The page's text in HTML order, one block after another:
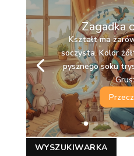
Zagadka
Kształt ma
soczysta. Kolor
pysznego soku
WYSZUKIWARKA